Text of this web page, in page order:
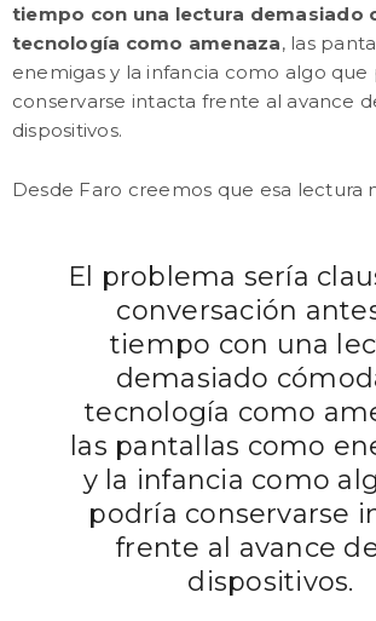
tiempo con una lectura demasiado
tecnología como amenaza, las
enemigas y la infancia como algo que
conservarse intacta frente al avance
dispositivos.
Desde Faro creemos que esa lectura
El problema sería
conversación
tiempo con una
demasiado
tecnología como
las pantallas como
y la infancia como
podría conservarse
frente al avance
dispositivos.